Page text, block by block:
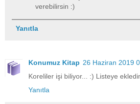
verebilirsin :)
Yanıtla
Konumuz Kitap 26 Haziran 2019
Koreliler işi biliyor... :) Listeye
Yanıtla